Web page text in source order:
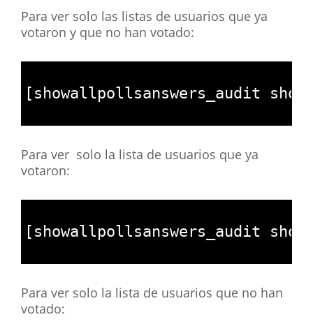
Para ver solo las listas de usuarios que ya
votaron y que no han votado:
[ showallpollsanswers_audit
Para ver solo la lista de usuarios que ya
votaron:
[ showallpollsanswers_audit
Para ver solo la lista de usuarios que no han
votado: